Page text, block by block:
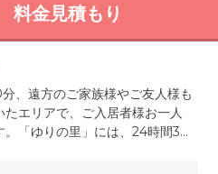
料金見積もり
、遠方のご家族様やご友人様も
エリアで、ご入居者様お一人
「ゆりの里」には、24時間365